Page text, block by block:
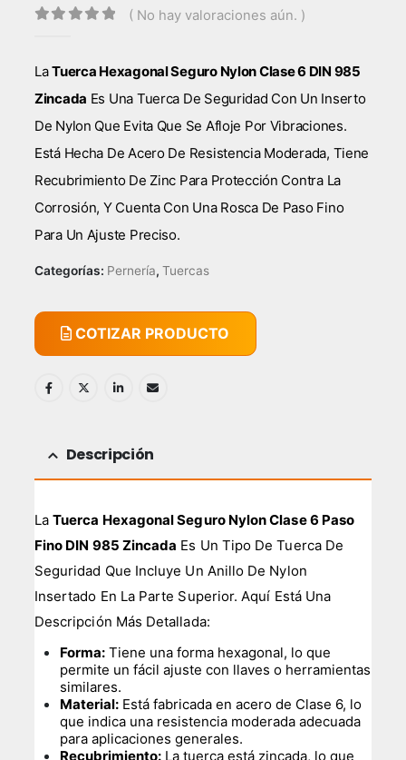
( No hay valoraciones aún. )
LaTuerca Hexagonal Seguro Nylon Clase 6 DIN 985
Zincada Es Una Tuerca De Seguridad Con Un Inserto
De Nylon Que Evita Que Se Afloje Por Vibraciones.
Está Hecha De Acero De Resistencia Moderada, Tiene
Recubrimiento De Zinc Para Protección Contra La
Corrosión, Y Cuenta Con Una Rosca De Paso Fino
Para Un Ajuste Preciso.
Categorías: Pernería, Tuercas
COTIZAR PRODUCTO
Descripción
LaTuerca Hexagonal Seguro Nylon Clase 6 Paso
Fino DIN 985 Zincada Es Un Tipo De Tuerca De
Seguridad Que Incluye Un Anillo De Nylon
Insertado En La Parte Superior. Aquí Está Una
Descripción Más Detallada:
Forma: Tiene una forma hexagonal, lo que
permite un fácil ajuste con llaves o herramientas
similares.
Material: Está fabricada en acero de Clase 6, lo
que indica una resistencia moderada adecuada
para aplicaciones generales.
Recubrimiento: La tuerca está zincada, lo que